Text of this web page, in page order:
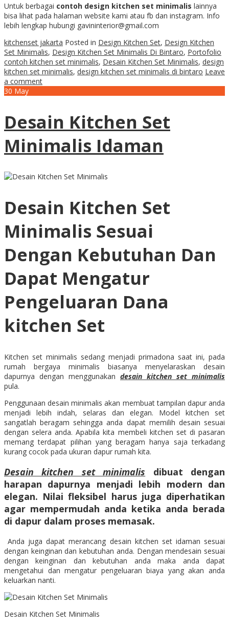
Untuk berbagai contoh design kitchen set minimalis lainnya
bisa lihat pada halaman website kami atau fb dan instagram. Info
lebih lengkap hubungi gavininterior@gmail.com
kitchenset jakarta Posted in Design Kitchen Set, Design Kitchen
Set Minimalis, Design Kitchen Set Minimalis Di Bintaro, Portofolio
contoh kitchen set minimalis, Desain Kitchen Set Minimalis, design
kitchen set minimalis, design kitchen set minimalis di bintaro Leave
a comment
30 May
Desain Kitchen Set
Minimalis Idaman
Desain Kitchen Set
Minimalis Sesuai
Dengan Kebutuhan Dan
Dapat Mengatur
Pengeluaran Dana
kitchen Set
Kitchen set minimalis sedang menjadi primadona saat ini, pada
rumah bergaya minimalis biasanya menyelaraskan desain
dapurnya dengan menggunakan desain kitchen set minimalis
pula.
Penggunaan desain minimalis akan membuat tampilan dapur anda
menjadi lebih indah, selaras dan elegan. Model kitchen set
sangatlah beragam sehingga anda dapat memilih desain sesuai
dengan selera anda. Apabila kita membeli kitchen set di pasaran
memang terdapat pilihan yang beragam hanya saja terkadang
kurang cocok pada ukuran dapur rumah kita.
Desain kitchen set minimalis dibuat dengan
harapan dapurnya menjadi lebih modern dan
elegan. Nilai fleksibel harus juga diperhatikan
agar mempermudah anda ketika anda berada
di dapur dalam proses memasak.
Anda juga dapat merancang desain kitchen set idaman sesuai
dengan keinginan dan kebutuhan anda. Dengan mendesain sesuai
dengan keinginan dan kebutuhan anda maka anda dapat
mengetahui dan mengatur pengeluaran biaya yang akan anda
keluarkan nanti.
Desain Kitchen Set Minimalis